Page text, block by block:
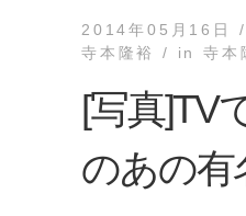
2014年05月16日 /
寺本隆裕 / in 寺本
[写真]TV
のあの